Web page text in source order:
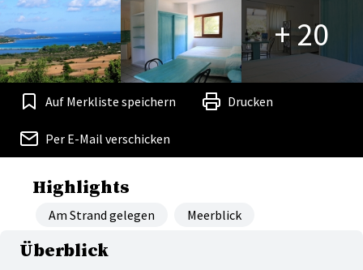
+ 20
Auf Merkliste speichern Drucken
Per E-Mail verschicken
Highlights
Am Strand gelegen Meerblick
Überblick